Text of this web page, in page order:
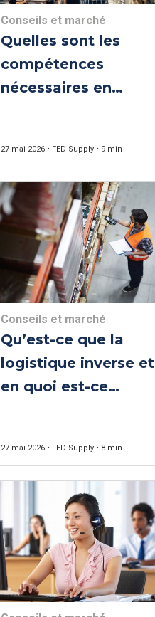
Conseils et marché
Quelles sont les
compétences
nécessaires en
27 mai 2026 • FED Supply • 9 min
Conseils et marché
Qu’est-ce que la
logistique inverse et
en quoi est-ce
27 mai 2026 • FED Supply • 8 min